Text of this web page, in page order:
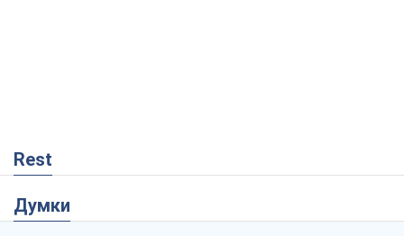
Rest
Думки